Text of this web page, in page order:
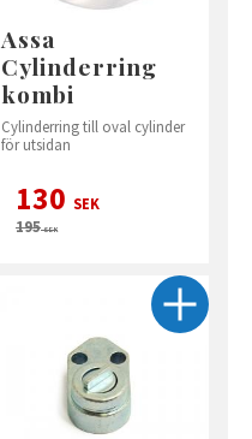
Assa
Cylinderring
kombi
Cylinderring till oval cylinder
för utsidan
130 SEK
195SEK